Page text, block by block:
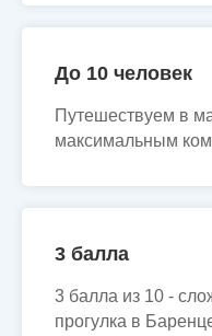
До 10 человек
Путешествуем в
максимальным
3 балла
3 балла из 10 -
прогулка в